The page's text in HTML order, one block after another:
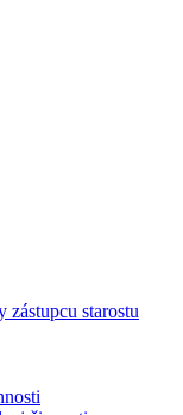
zástupcu starostu